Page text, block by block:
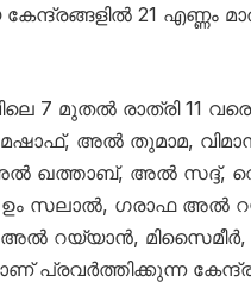
21 എണ്ണം
7 മുതൽ രാത്രി 11
അൽ തുമാമ,
ഖത്താബ്, അൽ സദ്ദ്,
ഗരാഫ അൽ
അൽ റയ്യാൻ,
പ്രവർത്തിക്കുന്ന